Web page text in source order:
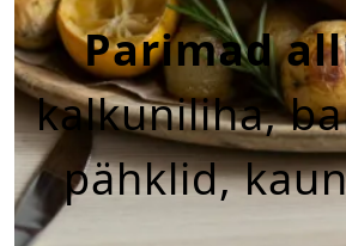
Parimad
kalkuniliha,
pähklid,